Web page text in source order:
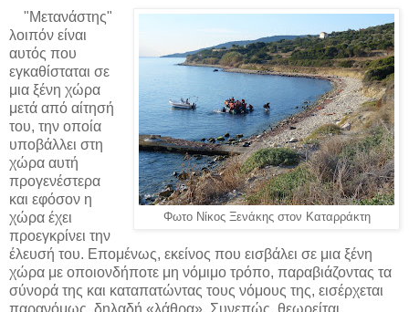
Φωτο Νίκος Ξενάκης στον Καταρράκτη
"Μετανάστης"
λοιπόν είναι
αυτός που
εγκαθίσταται σε
μια ξένη χώρα
μετά από αίτησή
του, την οποία
υποβάλλει στη
χώρα αυτή
προγενέστερα
και εφόσον η
χώρα έχει
προεγκρίνει την
έλευσή του. Επομένως, εκείνος που εισβάλει σε μια ξένη
χώρα με οποιονδήποτε μη νόμιμο τρόπο, παραβιάζοντας τα
σύνορά της και καταπατώντας τους νόμους της, εισέρχεται
παρανόμως, δηλαδή «λάθρα». Συνεπώς, θεωρείται